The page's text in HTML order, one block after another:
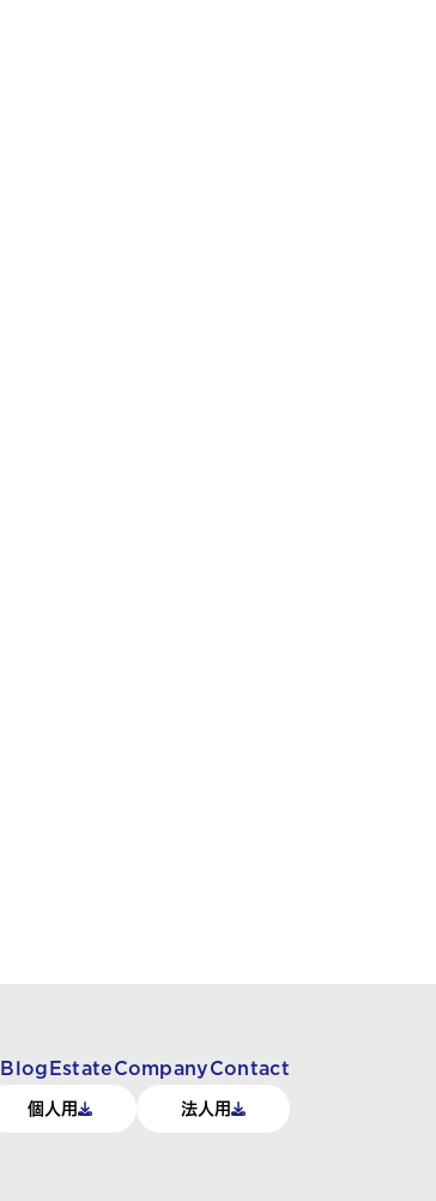
BlogEstateCompanyContact
個人用 法人用